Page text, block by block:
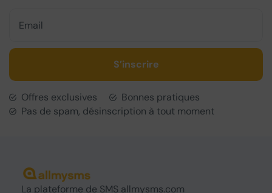
S’inscrire
Offres exclusives
Bonnes pratiques
Pas de spam, désinscription à tout moment
La plateforme de SMS allmysms.com